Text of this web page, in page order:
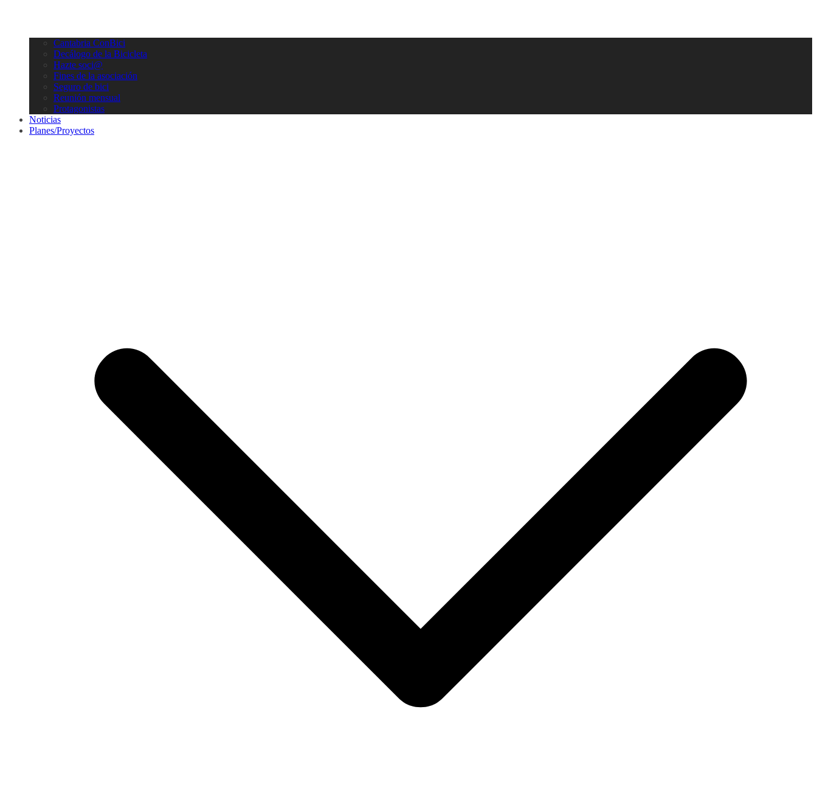
Cantabria ConBici
Decálogo de la Bicicleta
Hazte soci@
Fines de la asociación
Seguro de bici
Reunión mensual
Protagonistas
Noticias
Planes/Proyectos